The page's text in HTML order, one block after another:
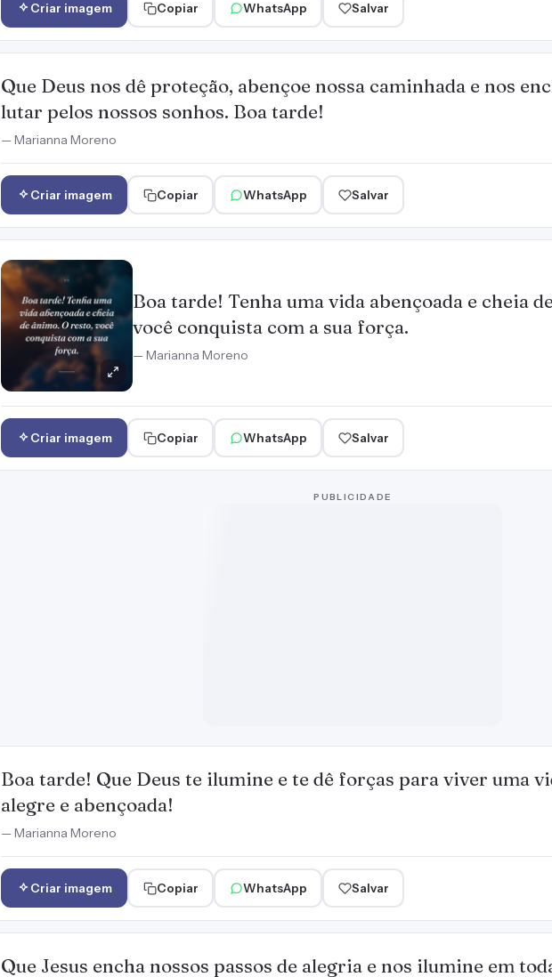
Criar imagem Copiar WhatsApp Salvar
Que Deus nos dê proteção, abençoe nossa caminhada e nos
lutar pelos nossos sonhos. Boa tarde!
— Marianna Moreno
Criar imagem Copiar WhatsApp Salvar
Boa tarde! Tenha uma vida abençoada e cheia
você conquista com a sua força.
— Marianna Moreno
Criar imagem Copiar WhatsApp Salvar
PUBLICIDADE
Boa tarde! Que Deus te ilumine e te dê forças para viver uma
alegre e abençoada!
— Marianna Moreno
Criar imagem Copiar WhatsApp Salvar
Que Jesus encha nossos passos de alegria e nos ilumine em